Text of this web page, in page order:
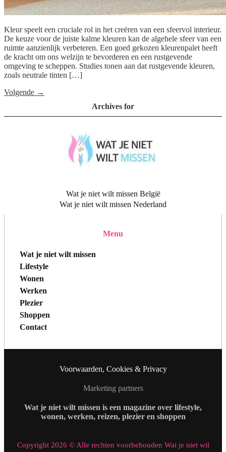
Kleur speelt een cruciale rol in het creëren van een sfeervol interieur.
De keuze voor de juiste kalme kleuren kan de algehele sfeer van een
ruimte aanzienlijk verbeteren. Een goed gekozen kleurenpalet heeft
de kracht om ons welzijn te bevorderen en een rustgevende
omgeving te scheppen. Studies tonen aan dat rustgevende kleuren,
zoals neutrale tinten […]
Volgende →
Archives for
Wat je niet wilt missen België
Wat je niet wilt missen Nederland
Menu
Wat je niet wilt missen
Lifestyle
Wonen
Werken
Plezier
Shoppen
Contact
Voorwaarden, Cookies & Privacy
Marketing partners
Wat je niet wilt missen is een magazine over lifestyle,
wonen, werken, reizen, plezier en shoppen
Copyright 2026 © Alle rechten voorbehouden Wat je niet wil